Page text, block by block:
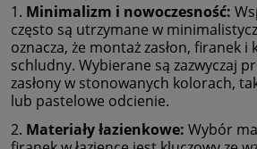
1. Minimalizm i nowoczesność:
często są utrzymane w
oznacza, że montaż zasłon, firanek
schludny. Wybierane są zazwyczaj
zasłony w stonowanych kolorach,
lub pastelowe odcienie.
2. Materiały łazienkowe: Wybór